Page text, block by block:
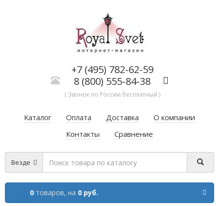
+7 (495) 782-62-59
8 (800) 555-84-38
( Звонок по России бесплатный )
Каталог Оплата Доставка
О компании
Контакты
Сравнение
Везде
0 товаров, на 0 руб.